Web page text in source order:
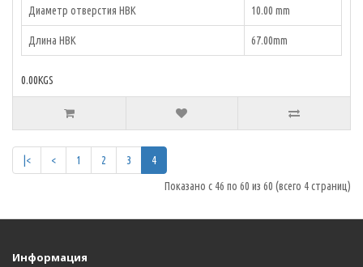
Диаметр отверстия НВК 10.00 mm
Длина НВК 67.00mm
0.00KGS
|< < 1 2 3
4
Показано с 46 по 60 из 60 (всего 4 страниц)
Информация